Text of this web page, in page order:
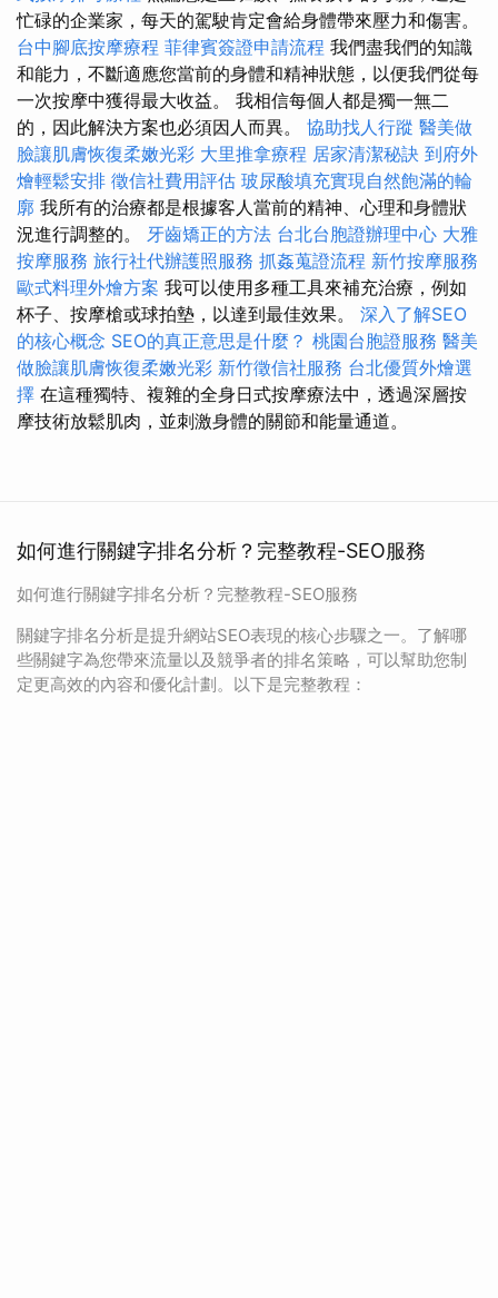
忙碌的企業家，每天的駕駛肯定會給身體帶來壓力和傷害。
台中腳底按摩療程 菲律賓簽證申請流程 我們盡我們的知識
和能力，不斷適應您當前的身體和精神狀態，以便我們從每
一次按摩中獲得最大收益。 我相信每個人都是獨一無二
的，因此解決方案也必須因人而異。 協助找人行蹤 醫美做
臉讓肌膚恢復柔嫩光彩 大里推拿療程 居家清潔秘訣 到府外
燴輕鬆安排 徵信社費用評估 玻尿酸填充實現自然飽滿的輪
廓 我所有的治療都是根據客人當前的精神、心理和身體狀
況進行調整的。 牙齒矯正的方法 台北台胞證辦理中心 大雅
按摩服務 旅行社代辦護照服務 抓姦蒐證流程 新竹按摩服務
歐式料理外燴方案 我可以使用多種工具來補充治療，例如
杯子、按摩槍或球拍墊，以達到最佳效果。 深入了解SEO
的核心概念 SEO的真正意思是什麼？ 桃園台胞證服務 醫美
做臉讓肌膚恢復柔嫩光彩 新竹徵信社服務 台北優質外燴選
擇 在這種獨特、複雜的全身日式按摩療法中，透過深層按
摩技術放鬆肌肉，並刺激身體的關節和能量通道。
如何進行關鍵字排名分析？完整教程-SEO服務
如何進行關鍵字排名分析？完整教程-SEO服務
關鍵字排名分析是提升網站SEO表現的核心步驟之一。了解哪
些關鍵字為您帶來流量以及競爭者的排名策略，可以幫助您制
定更高效的內容和優化計劃。以下是完整教程：